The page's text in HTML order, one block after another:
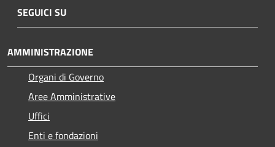
SEGUICI SU
AMMINISTRAZIONE
Organi di Governo
Aree Amministrative
Uffici
Enti e fondazioni